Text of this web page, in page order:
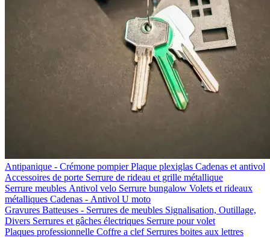
Antipanique - Crémone pompierPlaque plexiglas Cadenas et antivol
Accessoires de porte Serrure de rideau et grille métallique
Serrure meubles Antivol velo Serrure bungalow Volets et rideaux
métalliques Cadenas - Antivol U moto
Gravures Batteuses - Serrures de meubles Signalisation, Outillage,
Divers Serrures et gâches électriques Serrure pour volet
Plaques professionnelle Coffre a clef Serrures boites aux lettres